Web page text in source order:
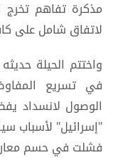
مذكرة تفاهم
لاتفاق شامل على
واختتم الحيلة
في تسريع
الوصول لانسداد
"إسرائيل" لأسباب
فشلت في حسم